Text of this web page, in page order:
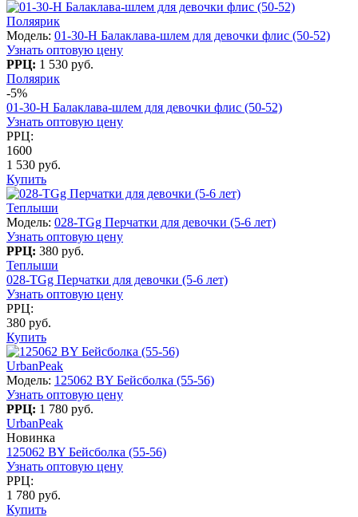
Поляярик
Модель: 01-30-H Балаклава-шлем для девочки флис (50-52)
Узнать оптовую цену
РРЦ: 1 530 руб.
Поляярик
-5%
01-30-H Балаклава-шлем для девочки флис (50-52)
Узнать оптовую цену
РРЦ:
1600
1 530 руб.
Купить
Теплыши
Модель: 028-TGg Перчатки для девочки (5-6 лет)
Узнать оптовую цену
РРЦ: 380 руб.
Теплыши
028-TGg Перчатки для девочки (5-6 лет)
Узнать оптовую цену
РРЦ:
380 руб.
Купить
UrbanPeak
Модель: 125062 BY Бейсболка (55-56)
Узнать оптовую цену
РРЦ: 1 780 руб.
UrbanPeak
Новинка
125062 BY Бейсболка (55-56)
Узнать оптовую цену
РРЦ:
1 780 руб.
Купить